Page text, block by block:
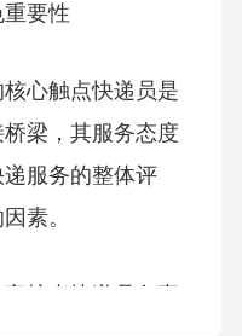
要性
心触点快递员是
梁，其服务态度
服务的整体评
素。
守护者快递员负责